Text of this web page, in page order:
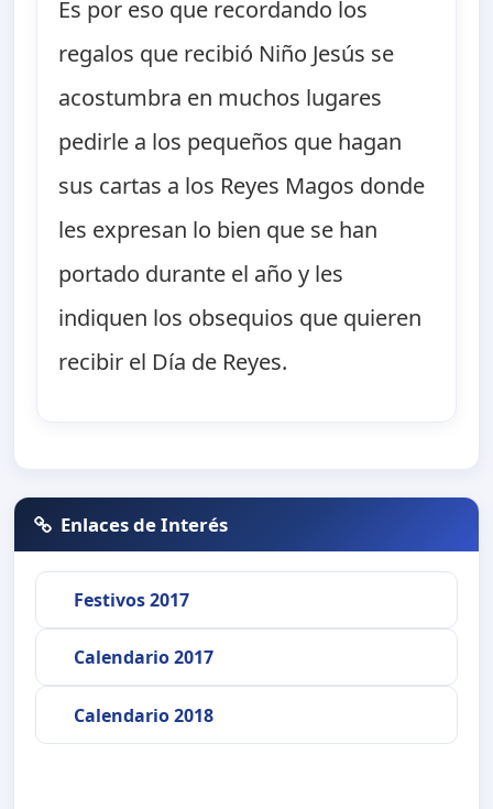
Es por eso que recordando los
regalos que recibió Niño Jesús se
acostumbra en muchos lugares
pedirle a los pequeños que hagan
sus cartas a los Reyes Magos donde
les expresan lo bien que se han
portado durante el año y les
indiquen los obsequios que quieren
recibir el Día de Reyes.
Enlaces de Interés
Festivos 2017
Calendario 2017
Calendario 2018